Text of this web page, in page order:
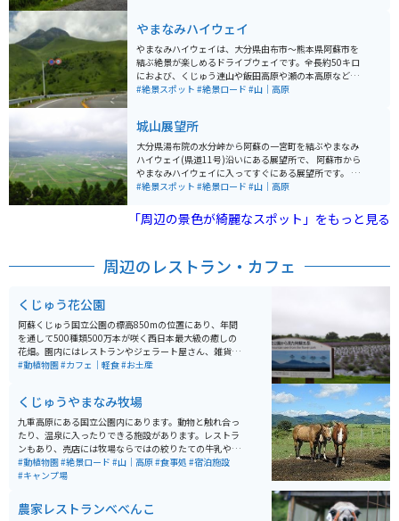
四季の映像が見られます。 道も景色も最高なので、バイ
クなら一度は訪れ欲しいスポットです。この場所バイク
を並べて写真を撮っている人が多いです。
やまなみハイウェイ
やまなみハイウェイは、大分県由布市～熊本県阿蘇市を
結ぶ絶景が楽しめるドライブウェイです。全長約50キロ
におよび、くじゅう連山や飯田高原や瀬の本高原など雄
大な景色を楽しむことができます。 ツーリングだけでは
してツーリングを楽しめるのもオススメポイントです。
同じコースでも年中四季折々の景色を楽しめるので何度
訪れても飽きないツーリングルートです。
#絶景スポット #絶景ロード #山｜高原
城山展望所
大分県湯布院の水分峠から阿蘇の一宮町を結ぶやまなみ
ハイウェイ(県道11号)沿いにある展望所で、 阿蘇市から
やまなみハイウェイに入ってすぐにある展望所です。 標
高748mに位置し、眼下に一の宮町の町並みと、正面に
#絶景スポット #絶景ロード #山｜高原
「周辺の景色が綺麗なスポット」をもっと見る
周辺のレストラン・カフェ
くじゅう花公園
阿蘇くじゅう国立公園の標高850mの位置にあり、年間
を通して500種類500万本が咲く西日本最大級の癒しの
花畑。園内にはレストランやジェラート屋さん、雑貨屋
さん、体験工房などショップも充実しています。
#動植物園#カフェ｜軽食#お土産
くじゅうやまなみ牧場
九重高原にある国立公園内にあります。動物と触れ合っ
たり、温泉に入ったりできる施設があります。レストラ
ンもあり、売店には牧場ならではの絞りたての牛乳や乳
製品が多数販売されてます。季節によって期間限定の体
験が出来たりとアクティビティも充実してます。
#動植物園#絶景ロード #山｜高原#食事処 #宿泊施設
#キャンプ場
農家レストランべべんこ